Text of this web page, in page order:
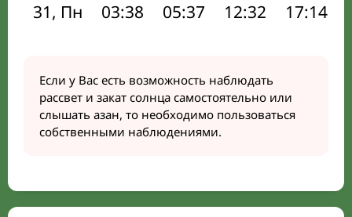
31, Пн
03:38 05:37 12:32 17:14
Если у Вас есть возможность наблюдать
рассвет и закат солнца самостоятельно или
слышать азан, то необходимо пользоваться
собственными наблюдениями.